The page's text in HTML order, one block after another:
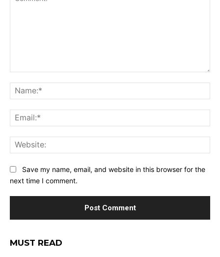
Save my name, email, and website in this browser for the
next time I comment.
MUST READ